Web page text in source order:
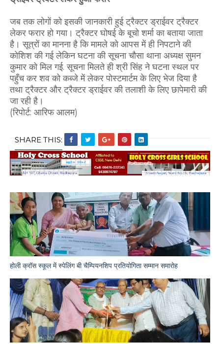
जब तक लोगों को इसकी जानकारी हुई ट्रैक्टर ड्राईवर ट्रैक्टर
लेकर फरार हो गया। ट्रैक्टर घोषई के बूचो शर्मा का बताया जाता
है। सूत्रों का मानना है कि मामले को आपस में ही निपटाने की
कोशिश की गई लेकिन घटना की सूचना चौसा थाना अध्यक्ष सुमन
कुमार को मिल गई. सूचना मिलते ही श्री सिंह ने घटना स्थल पर
पहुँच कर शव को कब्जे में लेकर पोस्टमार्टम के लिए भेज दिया है
तथा ट्रैक्टर और ट्रैक्टर ड्राईवर की तलाशी के लिए छापेमारी की
जा रही है।
(रिपोर्ट: आरिफ आलम)
SHARE THIS:
होली क्रॉस स्कूल में स्पेलिंग बी चैम्पियनशिप प्रतियोगिता सम्मान समारोह